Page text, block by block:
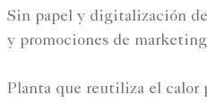
Sin papel y digitalización
y promociones de marketing
Planta que reutiliza el calor